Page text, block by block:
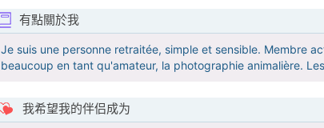
有點關於我
Je suis une personne retraitée, simple et sensible. Membre
beaucoup en tant qu'amateur, la photographie animalière.
我希望我的伴侣成为